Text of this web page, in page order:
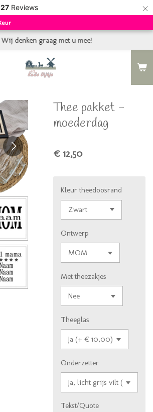
27 Reviews ×
Wij denken graag met u mee!
Thee pakket -
moederdag
€ 12,50
Kleur theedoosrand
Ontwerp
Met theezakjes
Theeglas
Onderzetter
Tekst/Quote